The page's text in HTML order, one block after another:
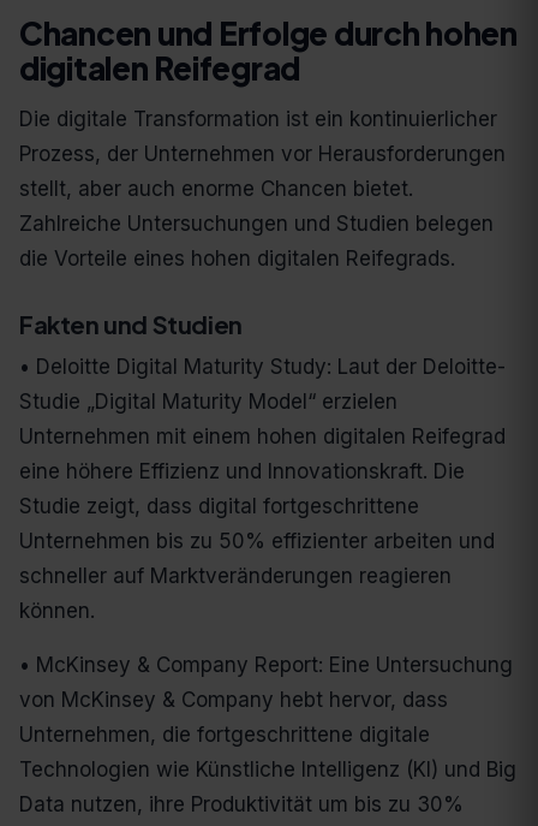
Chancen und Erfolge durch hohen
digitalen Reifegrad
Die digitale Transformation ist ein kontinuierlicher
Prozess, der Unternehmen vor Herausforderungen
stellt, aber auch enorme Chancen bietet.
Zahlreiche Untersuchungen und Studien belegen
die Vorteile eines hohen digitalen Reifegrads.
Fakten und Studien
• Deloitte Digital Maturity Study: Laut der Deloitte-
Studie „Digital Maturity Model“ erzielen
Unternehmen mit einem hohen digitalen Reifegrad
eine höhere Effizienz und Innovationskraft. Die
Studie zeigt, dass digital fortgeschrittene
Unternehmen bis zu 50% effizienter arbeiten und
schneller auf Marktveränderungen reagieren
können.
• McKinsey & Company Report: Eine Untersuchung
von McKinsey & Company hebt hervor, dass
Unternehmen, die fortgeschrittene digitale
Technologien wie Künstliche Intelligenz (KI) und Big
Data nutzen, ihre Produktivität um bis zu 30%